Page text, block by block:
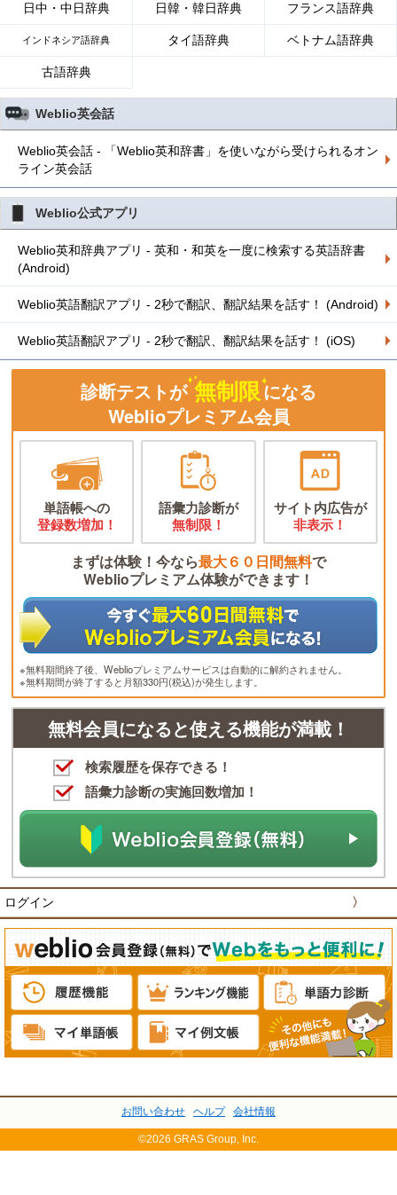
日中・中日辞典 日韓・韓日辞典 フランス語辞典
インドネシア語辞典 タイ語辞典 ベトナム語辞典
古語辞典
Weblio英会話
Weblio英会話 - 「Weblio英和辞書」を使いながら受けられるオン
ライン英会話
Weblio公式アプリ
Weblio英和辞典アプリ - 英和・和英を一度に検索する英語辞書
(Android)
Weblio英語翻訳アプリ - 2秒で翻訳、翻訳結果を話す！ (Android)
Weblio英語翻訳アプリ - 2秒で翻訳、翻訳結果を話す！ (iOS)
診断テストが 無制限になる
Weblioプレミアム会員
単語帳への
登録数増加！
語彙力診断が
無制限！
サイト内広告が
非表示！
まずは体験！今なら最大６０日間無料で
Weblioプレミアム体験ができます！
※無料期間終了後、Weblioプレミアムサービスは自動的に解約されません。
※無料期間が終了すると月額330円(税込)が発生します。
無料会員になると使える機能が満載！
検索履歴を保存できる！
語彙力診断の実施回数増加！
ログイン 〉
お問い合わせ ヘルプ 会社情報
©2026 GRAS Group, Inc.